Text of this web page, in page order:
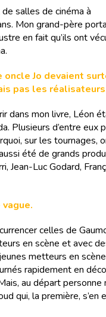
salles de cinéma à
Mon grand-père
en fait qu’ils ont
Jo devaient
pas les
dans mon livre, Léon
Plusieurs d’entre eux
sur les tournages,
été de grands
Jean-Luc Godard,
celles de
en scène et avec
metteurs en
rapidement en
au départ personne
qui, la première, s’en